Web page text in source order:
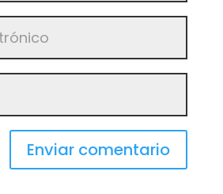
Enviar comentario